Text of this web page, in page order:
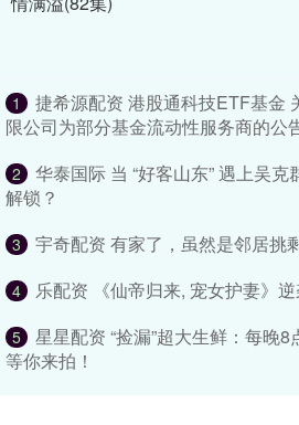
1
捷希源配资 港股通科技ETF基金
限公司为部分基金流动性服务商的公
2
华泰国际 当 “好客山东” 遇上吴
解锁？
3 宇奇配资 有家了，虽然是邻居挑
4 乐配资 《仙帝归来, 宠女护妻》
5
星星配资 “捡漏”超大生鲜：每晚
等你来拍！